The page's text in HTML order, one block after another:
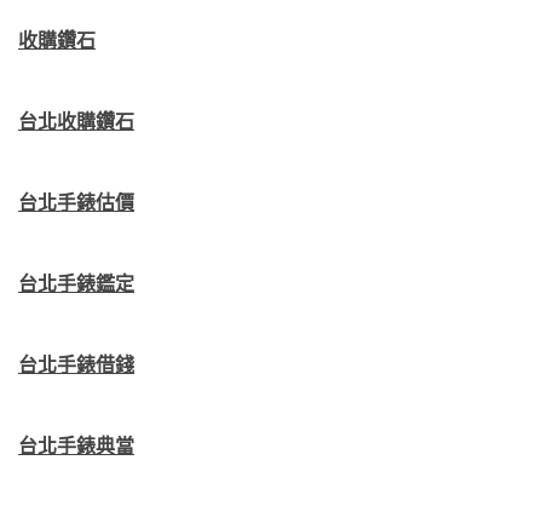
收購鑽石
台北收購鑽石
台北手錶估價
台北手錶鑑定
台北手錶借錢
台北手錶典當